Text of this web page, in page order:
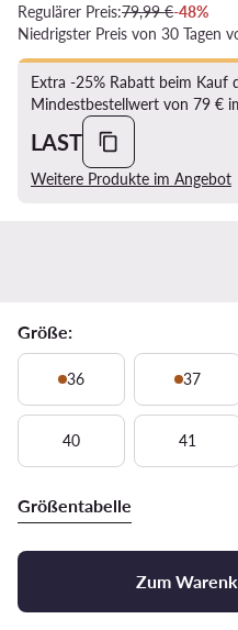
Regulärer Preis:79,99 €-48%
Niedrigster Preis von 30 Tagen
Extra -25% Rabatt beim Kauf
Mindestbestellwert von 79 €
LAST
Weitere Produkte im Angebot
Größe:
36 37
40 41
Größentabelle
Zum